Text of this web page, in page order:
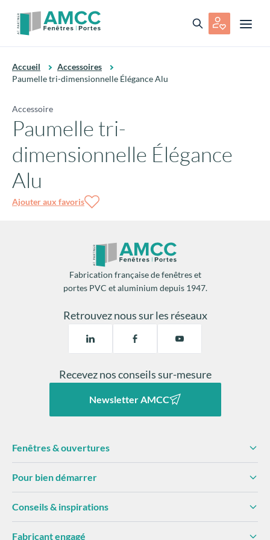
Accueil
Accessoires
Paumelle tri-dimensionnelle Élégance Alu
Accessoire
Paumelle tri-
dimensionnelle Élégance
Alu
Ajouter aux favoris
Fabrication française de fenêtres et
portes PVC et aluminium depuis 1947.
Retrouvez nous sur les réseaux
Recevez nos conseils sur-mesure
Newsletter AMCC
Fenêtres & ouvertures
Pour bien démarrer
Conseils & inspirations
Fabricant engagé